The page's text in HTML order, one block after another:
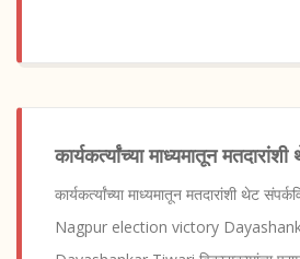
कार्यकर्त्यांच्या माध्यमातून
कार्यकर्त्यांच्या माध्यमातून मतदारांशी थेट
Nagpur election victory